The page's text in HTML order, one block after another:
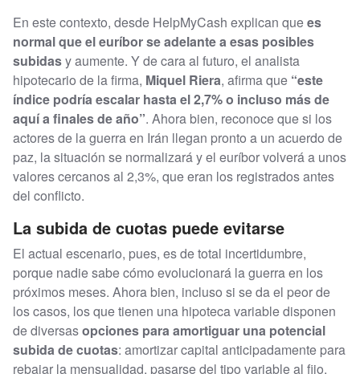
En este contexto, desde HelpMyCash explican quees
normal que el euríbor se adelante a esas posibles
subidasy aumente. Y de cara al futuro, el analista
hipotecario de la firma, Miquel Riera, afirma que “este
índice podría escalar hasta el 2,7% o incluso más de
aquí a finales de año”. Ahora bien, reconoce que si los
actores de la guerra en Irán llegan pronto a un acuerdo de
paz, la situación se normalizará y el euríbor volverá a unos
valores cercanos al 2,3%, que eran los registrados antes
del conflicto.
La subida de cuotas puede evitarse
El actual escenario, pues, es de total incertidumbre,
porque nadie sabe cómo evolucionará la guerra en los
próximos meses. Ahora bien, incluso si se da el peor de
los casos, los que tienen una hipoteca variable disponen
de diversasopciones para amortiguar una potencial
subida de cuotas: amortizar capital anticipadamente para
rebajar la mensualidad, pasarse del tipo variable al fijo,